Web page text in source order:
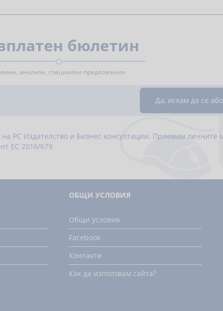
бюлетин
анализи, специални предложения
РС Издателство и Бизнес консултации. Приемам личните
ЕС 2016/679
ОБЩИ УСЛОВИЯ
Общи условия
Facebook
Контакти
Как да използвам сайта?